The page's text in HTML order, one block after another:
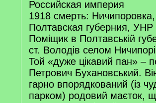
Российская империя
1918 смерть:
Полтавская губерния, УНР
Поміщик в Полтавській
ст. Володів селом
Той «дуже цікавий пан» –
Петрович Бухановський.
гарно впорядкований (із
парком) родовий маєток,